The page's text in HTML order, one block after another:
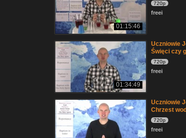
01:15:46
720p
freei
01:34:49
Uczniowie
Święci czy
720p
freei
Uczniowie
Chrzest
720p
freei